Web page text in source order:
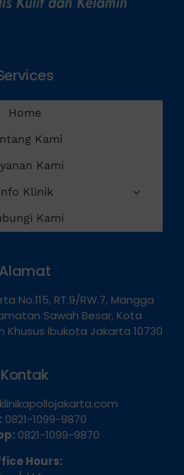
Kami
No.115, RT.9/RW.7, Mangga
Sawah Besar, Kota
0821-1099-9870